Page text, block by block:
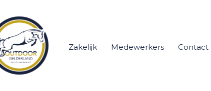
Zakelijk Medewerkers Contact